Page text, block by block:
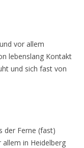
vor allem
lebenslang Kontakt
und sich fast von
der Ferne (fast)
in Heidelberg